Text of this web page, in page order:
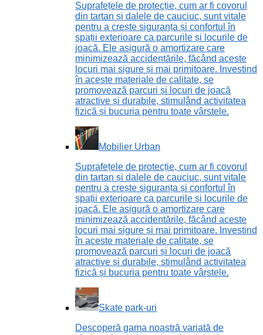
Suprafețele de protecție, cum ar fi covorul
din tartan și dalele de cauciuc, sunt vitale
pentru a crește siguranța și confortul în
spații exterioare ca parcurile și locurile de
joacă. Ele asigură o amortizare care
minimizează accidentările, făcând aceste
locuri mai sigure și mai primitoare. Investind
în aceste materiale de calitate, se
promovează parcuri și locuri de joacă
atractive și durabile, stimulând activitatea
fizică și bucuria pentru toate vârstele.
Mobilier Urban
Suprafețele de protecție, cum ar fi covorul
din tartan și dalele de cauciuc, sunt vitale
pentru a crește siguranța și confortul în
spații exterioare ca parcurile și locurile de
joacă. Ele asigură o amortizare care
minimizează accidentările, făcând aceste
locuri mai sigure și mai primitoare. Investind
în aceste materiale de calitate, se
promovează parcuri și locuri de joacă
atractive și durabile, stimulând activitatea
fizică și bucuria pentru toate vârstele.
Skate park-uri
Descoperă gama noastră variată de